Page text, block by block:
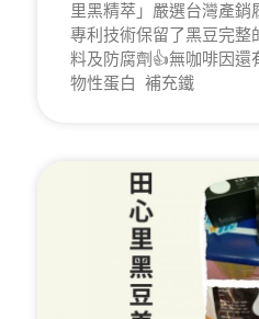
里黑精萃」嚴選台灣產銷
專利技術保留了黑豆完整
料及防腐劑👍無咖啡因還
物性蛋白 ​ 補充鐵